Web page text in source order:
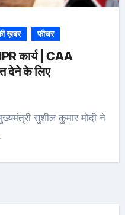
ख़बर फीचर
कार्य | CAA
देने के लिए